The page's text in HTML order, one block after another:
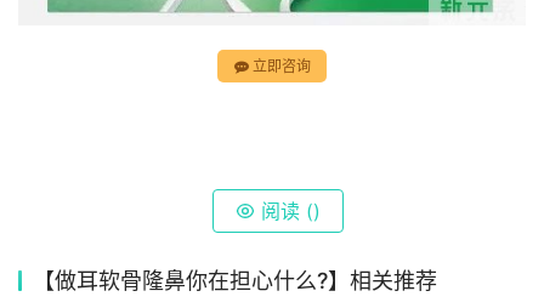
立即咨询
阅读 ()
【​做耳软骨隆鼻你在担心什么?】相关推荐